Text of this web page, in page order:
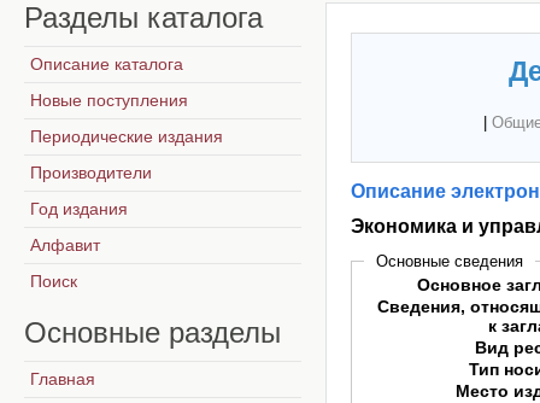
Описание
Экономика и
Основные сведения
Основное
Сведения,
к
Вид
Тип
Место
Разделы каталога
Описание каталога
Новые поступления
Периодические издания
Производители
Год издания
Алфавит
Поиск
Основные разделы
Главная